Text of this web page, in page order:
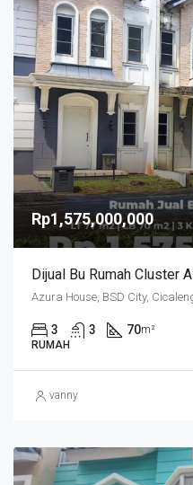
Rp1,575,000,000
Dijual Bu Rumah Cluster
3 3 70m²
RUMAH
vanny